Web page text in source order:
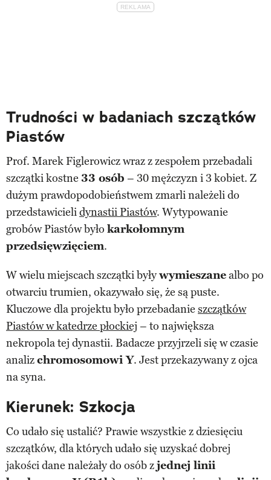
Trudności w badaniach szczątków
Piastów
Prof. Marek Figlerowicz wraz z zespołem przebadali
szczątki kostne 33 osób – 30 mężczyzn i 3 kobiet. Z
dużym prawdopodobieństwem zmarli należeli do
przedstawicielidynastii Piastów. Wytypowanie
grobów Piastów było karkołomnym
przedsięwzięciem.
W wielu miejscach szczątki byływymieszanealbo po
otwarciu trumien, okazywało się, że są puste.
Kluczowe dla projektu było przebadanie szczątków
Piastów w katedrze płockiej – to największa
nekropola tej dynastii. Badacze przyjrzeli się w czasie
analizchromosomowi Y. Jest przekazywany z ojca
na syna.
Kierunek: Szkocja
Co udało się ustalić? Prawie wszystkie z dziesięciu
szczątków, dla których udało się uzyskać dobrej
jakości dane należały do osób zjednej linii